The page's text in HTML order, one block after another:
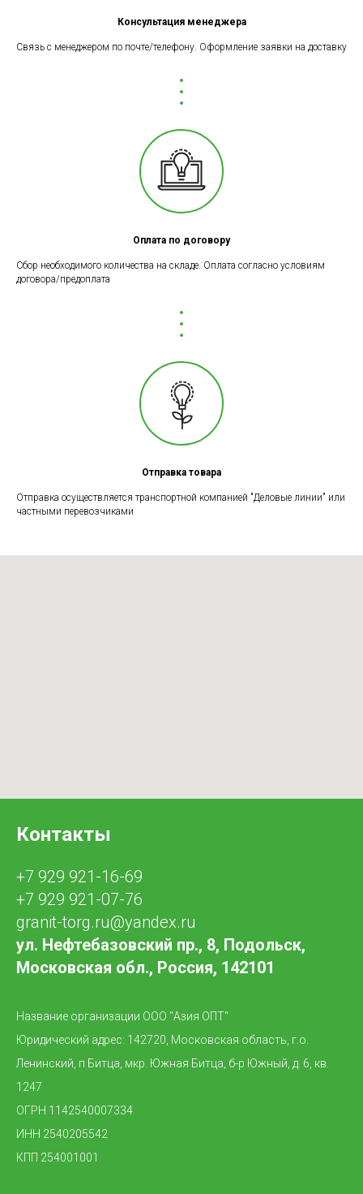
Консультация менеджера
Связь с менеджером по почте/телефону. Оформление заявки на доставку
Оплата по договору
Сбор необходимого количества на складе. Оплата согласно условиям
договора/предоплата
Отправка товара
Отправка осуществляется транспортной компанией "Деловые линии" или
частными перевозчиками
Контакты
+7 929 921-16-69
+7 929 921-07-76
granit-torg.ru@yandex.ru
ул. Нефтебазовский пр., 8, Подольск,
Московская обл., Россия, 142101
Название организации ООО "Азия ОПТ"
Юридический адрес: 142720, Московская область, г.о.
Ленинский, п Битца, мкр. Южная Битца, б-р Южный, д. 6, кв.
1247
ОГРН 1142540007334
ИНН 2540205542
КПП 254001001